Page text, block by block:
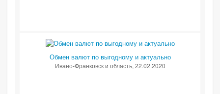
Обмен валют по выгодному и актуально
Ивано-Франковск и область, 22.02.2020